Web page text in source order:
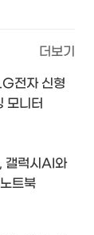
더보기
전자 신형
모니터
갤럭시AI와
트북